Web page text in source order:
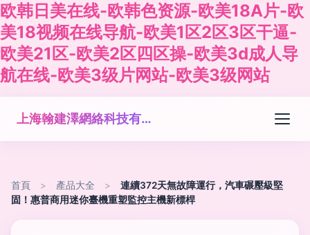
欧韩日美在线-欧韩色资源-欧美18A片-欧
美18视频在线导航-欧美1区2区3区干逼-
欧美21区-欧美2区四区操-欧美3d成人导
航在线-欧美3级片网站-欧美3级网站
上海翰建澤網絡科技有限公司
首頁 > 產品大全 >
連續372天無故障運行，汽車碾壓級堅
固！惠普商用迷你臺機重塑監控主機新標桿